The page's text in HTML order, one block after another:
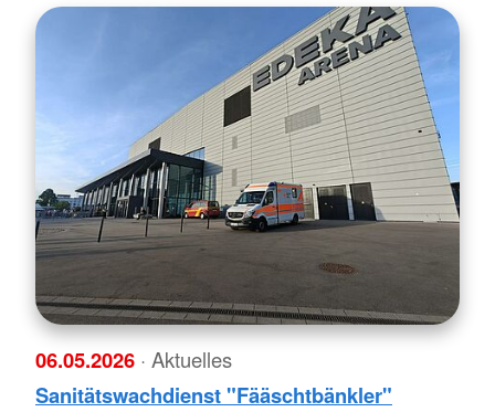
06.05.2026 · Aktuelles
Sanitätswachdienst "Fääschtbänkler"